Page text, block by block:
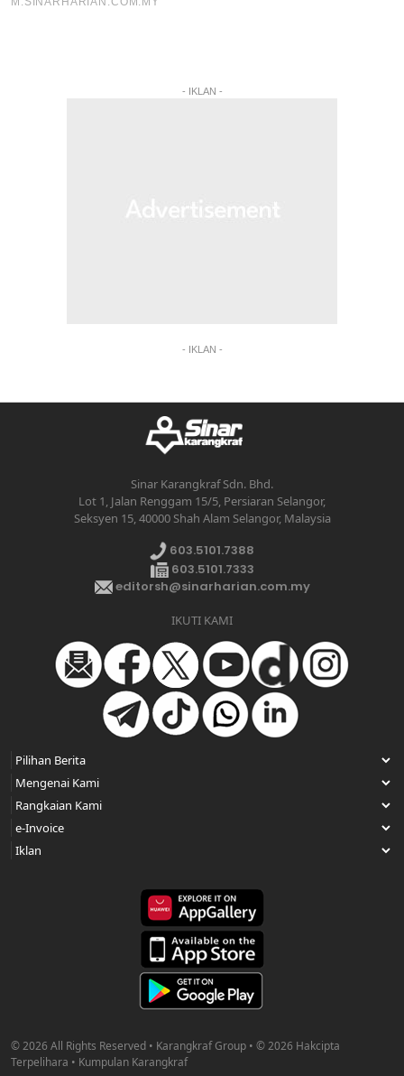
- IKLAN -
- IKLAN -
Sinar Karangkraf Sdn. Bhd.
Lot 1, Jalan Renggam 15/5, Persiaran Selangor,
Seksyen 15, 40000 Shah Alam Selangor, Malaysia
603.5101.7388
603.5101.7333
editorsh@sinarharian.com.my
IKUTI KAMI
© 2026 All Rights Reserved • Karangkraf Group • © 2026 Hakcipta
Terpelihara • Kumpulan Karangkraf